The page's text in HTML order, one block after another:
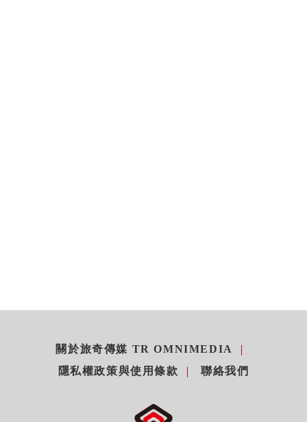
關於旅奇傳媒 TR OMNIMEDIA
隱私權政策與使用條款
聯絡我們